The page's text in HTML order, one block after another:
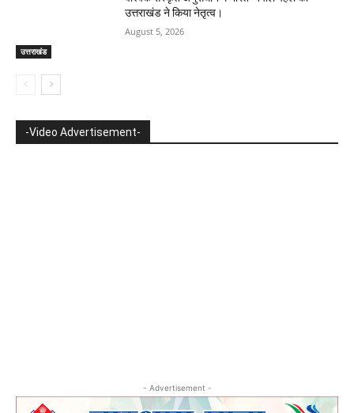
उत्तराखंड
उत्तराखंड ने किया नेतृत्व।
August 5, 2026
-Video Advertisement-
- Advertisement -